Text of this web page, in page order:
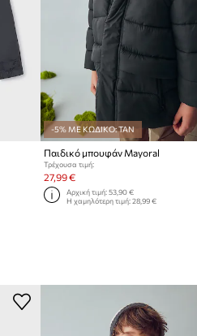
-5% ΜΕ ΚΩΔΙΚΟ: TAN
Παιδικό μπουφάν Mayoral
Τρέχουσα τιμή:
27,99 €
Αρχική τιμή: 53,90 €
Η χαμηλότερη τιμή: 28,99 €